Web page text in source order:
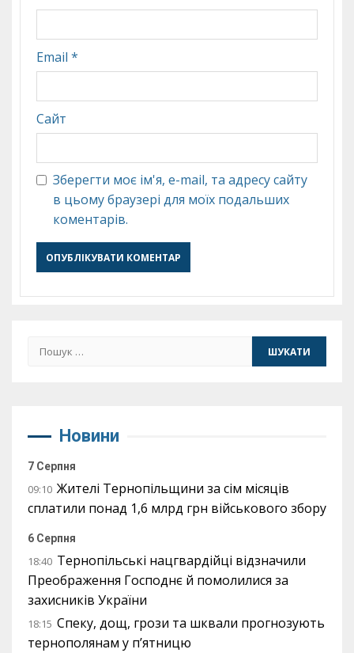
Email *
Сайт
Зберегти моє ім'я, e-mail, та адресу сайту
в цьому браузері для моїх подальших
коментарів.
Пошук:
Новини
7 Серпня
09:10 Жителі Тернопільщини за сім місяців
сплатили понад 1,6 млрд грн військового збору
6 Серпня
18:40 Тернопільські нацгвардійці відзначили
Преображення Господнє й помолилися за
захисників України
18:15 Спеку, дощ, грози та шквали прогнозують
тернополянам у п’ятницю